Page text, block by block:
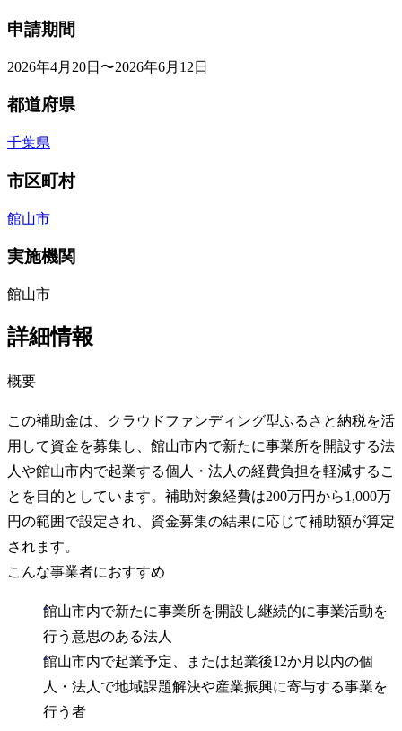
申請期間
2026年4月20日〜2026年6月12日
都道府県
千葉県
市区町村
館山市
実施機関
館山市
詳細情報
概要
この補助金は、クラウドファンディング型ふるさと納税を活
用して資金を募集し、館山市内で新たに事業所を開設する法
人や館山市内で起業する個人・法人の経費負担を軽減するこ
とを目的としています。補助対象経費は200万円から1,000万
円の範囲で設定され、資金募集の結果に応じて補助額が算定
されます。
こんな事業者におすすめ
館山市内で新たに事業所を開設し継続的に事業活動を
行う意思のある法人
館山市内で起業予定、または起業後12か月以内の個
人・法人で地域課題解決や産業振興に寄与する事業を
行う者